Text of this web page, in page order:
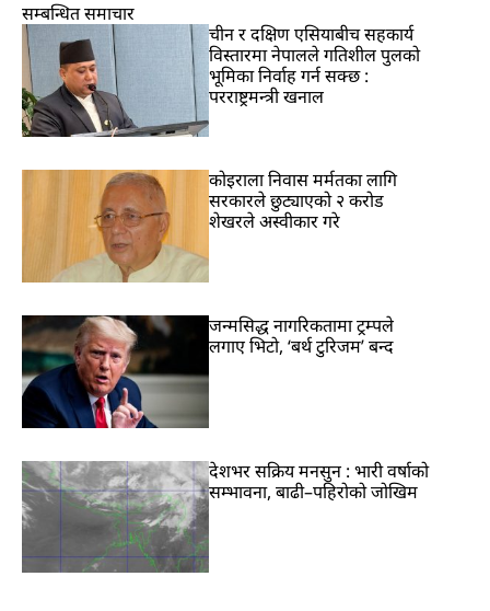
सम्बन्धित समाचार
चीन र दक्षिण एसियाबीच सहकार्य
विस्तारमा नेपालले गतिशील पुलको
भूमिका निर्वाह गर्न सक्छ :
परराष्ट्रमन्त्री खनाल
कोइराला निवास मर्मतका लागि
सरकारले छुट्याएको २ करोड
शेखरले अस्वीकार गरे
जन्मसिद्ध नागरिकतामा ट्रम्पले
लगाए भिटो, ‘बर्थ टुरिजम’ बन्द
देशभर सक्रिय मनसुन : भारी वर्षाको
सम्भावना, बाढी–पहिरोको जोखिम